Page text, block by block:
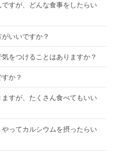
すが、どんな食事をしたらい
いいですか？
をつけることはありますか？
か？
すが、たくさん食べてもいい
ってカルシウムを摂ったらい